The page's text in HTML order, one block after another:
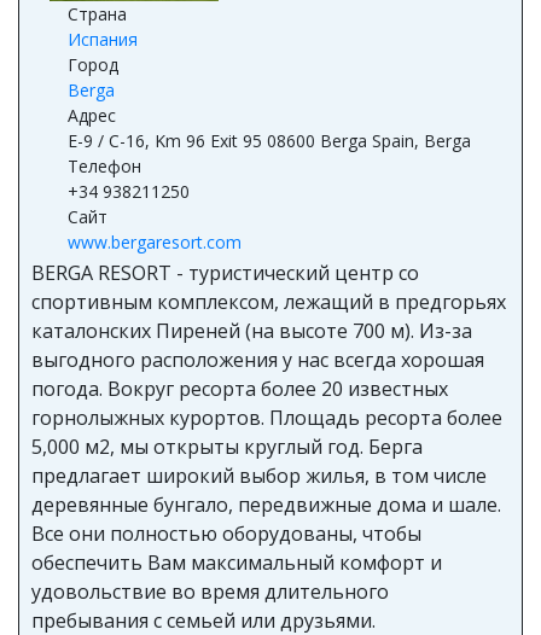
Страна
Испания
Город
Berga
Адрес
E-9 / C-16, Km 96 Exit 95 08600 Berga Spain, Berga
Телефон
+34 938211250
Сайт
www.bergaresort.com
BERGA RESORT - туристический центр со
спортивным комплексом, лежащий в предгорьях
каталонских Пиреней (на высоте 700 м). Из-за
выгодного расположения у нас всегда хорошая
погода. Вокруг ресорта более 20 известных
горнолыжных курортов. Площадь ресорта более
5,000 м2, мы открыты круглый год. Берга
предлагает широкий выбор жилья, в том числе
деревянные бунгало, передвижные дома и шале.
Все они полностью оборудованы, чтобы
обеспечить Вам максимальный комфорт и
удовольствие во время длительного
пребывания с семьей или друзьями.